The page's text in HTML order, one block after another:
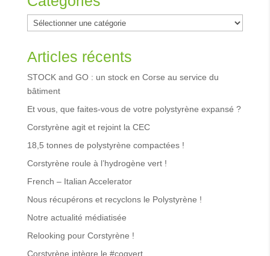
Catégories
Articles récents
STOCK and GO : un stock en Corse au service du
bâtiment
Et vous, que faites-vous de votre polystyrène expansé ?
Corstyrène agit et rejoint la CEC
18,5 tonnes de polystyrène compactées !
Corstyrène roule à l’hydrogène vert !
French – Italian Accelerator
Nous récupérons et recyclons le Polystyrène !
Notre actualité médiatisée
Relooking pour Corstyrène !
Corstyrène intègre le #coqvert